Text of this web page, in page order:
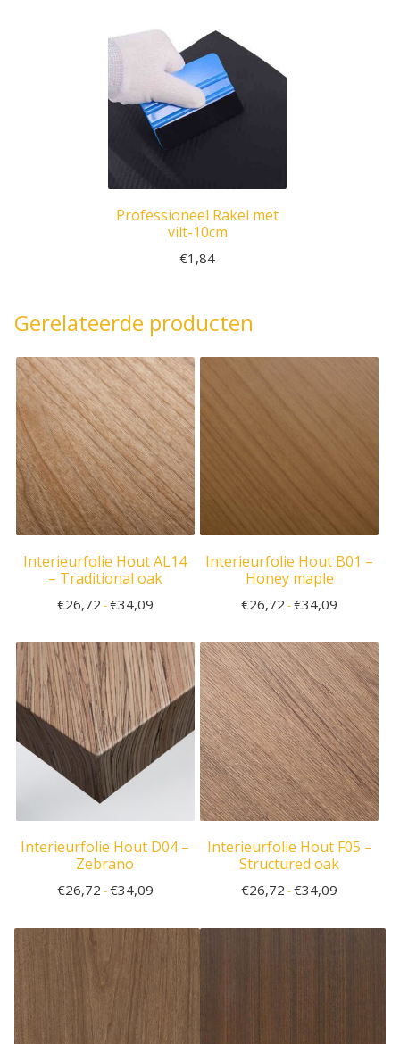
Professioneel Rakel met
vilt-10cm
€1,84
Gerelateerde producten
Interieurfolie Hout AL14
– Traditional oak
€26,72 -€34,09
Interieurfolie Hout B01 –
Honey maple
€26,72 -€34,09
Interieurfolie Hout D04 –
Zebrano
€26,72 -€34,09
Interieurfolie Hout F05 –
Structured oak
€26,72 -€34,09